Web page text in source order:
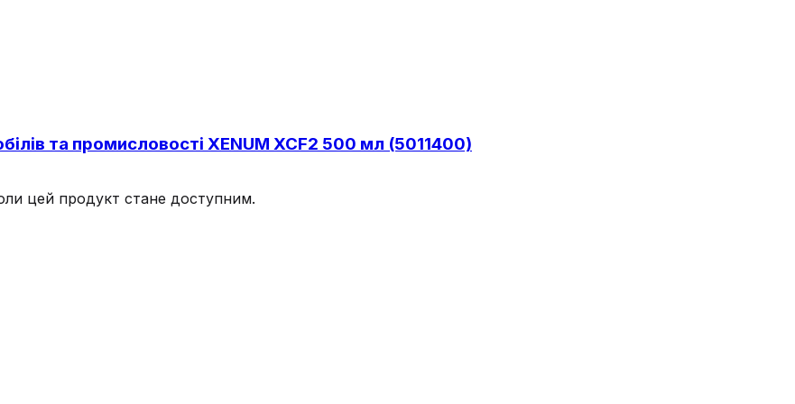
та промисловості XENUM XCF2 500 мл (5011400)
цей продукт стане доступним.